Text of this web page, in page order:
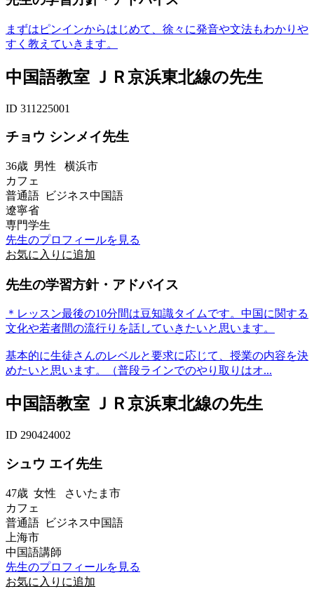
まずはピンインからはじめて、徐々に発音や文法もわかりや
すく教えていきます。
中国語教室 ＪＲ京浜東北線の先生
ID 311225001
チョウ シンメイ先生
36歳 男性 横浜市
カフェ
普通語 ビジネス中国語
遼寧省
専門学生
先生のプロフィールを見る
お気に入りに追加
先生の学習方針・アドバイス
＊レッスン最後の10分間は豆知識タイムです。中国に関する
文化や若者間の流行りを話していきたいと思います。
基本的に生徒さんのレベルと要求に応じて、授業の内容を決
めたいと思います。（普段ラインでのやり取りはオ...
中国語教室 ＪＲ京浜東北線の先生
ID 290424002
シュウ エイ先生
47歳 女性 さいたま市
カフェ
普通語 ビジネス中国語
上海市
中国語講師
先生のプロフィールを見る
お気に入りに追加